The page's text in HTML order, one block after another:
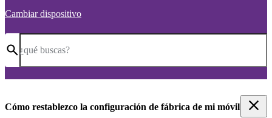
Cambiar dispositivo
¿qué buscas?
Cómo restablezco la configuración de fábrica de mi móvil